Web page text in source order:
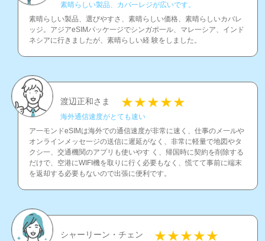
素晴らしい製品、カバ一レジが広いです。
素晴らしい製品、選びやすさ、素晴らしい価格、素晴らしいカバレ
ッジ。アジアeSIMパッケ一ジでシンガポ一ル、マレ一シア、インド
ネシアに行きましたが、素晴らしい経 験をしました。
渡辺正和さま
海外通信速度がとても速い
ア一モンドeSIMは海外での通信速度が非常に速く、仕事のメ一ルや
オンラインメッセ一ジの送信に遲延がなく、非常に軽量で地図やタ
クシ一、交通機関のアプリも使いやす く、帰国時に契約を削除する
だけで、空港にWIFI機を取りに行く必要もなく、慌てて事前に端末
を返却する必要もないので出張に便利です。
シャーリーン・チェン